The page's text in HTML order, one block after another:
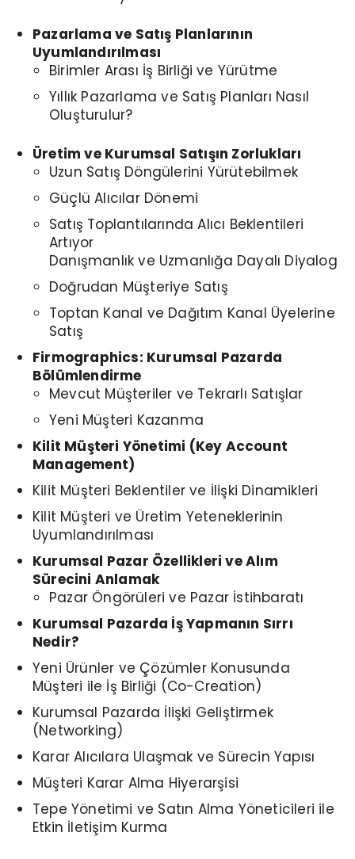
Pazarlama ve Satış Planlarının
Uyumlandırılması
Birimler Arası İş Birliği ve Yürütme
Yıllık Pazarlama ve Satış Planları Nasıl
Oluşturulur?
Üretim ve Kurumsal Satışın Zorlukları
Uzun Satış Döngülerini Yürütebilmek
Güçlü Alıcılar Dönemi
Satış Toplantılarında Alıcı Beklentileri
Artıyor
Danışmanlık ve Uzmanlığa Dayalı Diyalog
Doğrudan Müşteriye Satış
Toptan Kanal ve Dağıtım Kanal Üyelerine
Satış
Firmographics: Kurumsal Pazarda
Bölümlendirme
Mevcut Müşteriler ve Tekrarlı Satışlar
Yeni Müşteri Kazanma
Kilit Müşteri Yönetimi (Key Account
Management)
Kilit Müşteri Beklentiler ve İlişki Dinamikleri
Kilit Müşteri ve Üretim Yeteneklerinin
Uyumlandırılması
Kurumsal Pazar Özellikleri ve Alım
Sürecini Anlamak
Pazar Öngörüleri ve Pazar İstihbaratı
Kurumsal Pazarda İş Yapmanın Sırrı
Nedir?
Yeni Ürünler ve Çözümler Konusunda
Müşteri ile İş Birliği (Co-Creation)
Kurumsal Pazarda İlişki Geliştirmek
(Networking)
Karar Alıcılara Ulaşmak ve Sürecin Yapısı
Müşteri Karar Alma Hiyerarşisi
Tepe Yönetimi ve Satın Alma Yöneticileri ile
Etkin İletişim Kurma